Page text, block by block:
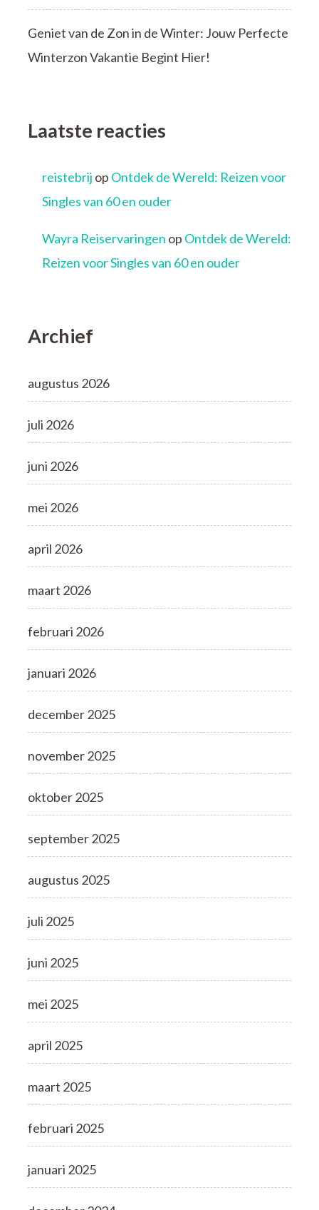
Geniet van de Zon in de Winter: Jouw Perfecte
Winterzon Vakantie Begint Hier!
Laatste reacties
reistebrij op Ontdek de Wereld: Reizen voor
Singles van 60 en ouder
Wayra Reiservaringen op Ontdek de Wereld:
Reizen voor Singles van 60 en ouder
Archief
augustus 2026
juli 2026
juni 2026
mei 2026
april 2026
maart 2026
februari 2026
januari 2026
december 2025
november 2025
oktober 2025
september 2025
augustus 2025
juli 2025
juni 2025
mei 2025
april 2025
maart 2025
februari 2025
januari 2025